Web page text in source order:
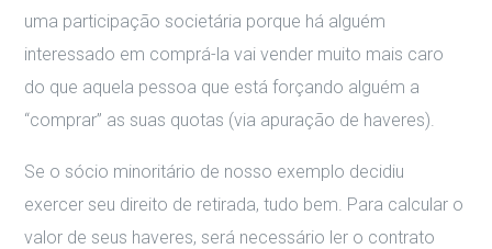
uma participação societária porque há alguém
interessado em comprá-la vai vender muito mais caro
do que aquela pessoa que está forçando alguém a
“comprar” as suas quotas (via apuração de haveres).
Se o sócio minoritário de nosso exemplo decidiu
exercer seu direito de retirada, tudo bem. Para calcular o
valor de seus haveres, será necessário ler o contrato